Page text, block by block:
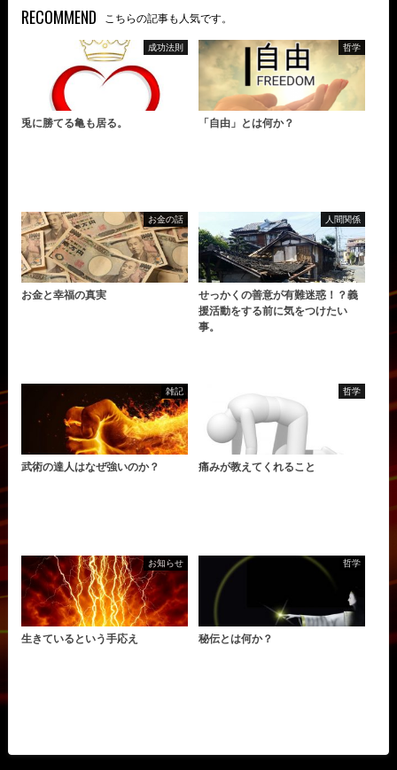
RECOMMEND こちらの記事も人気です。
成功法則
兎に勝てる亀も居る。
哲学
「自由」とは何か？
お金の話
お金と幸福の真実
人間関係
せっかくの善意が有難迷惑！？義
援活動をする前に気をつけたい
事。
雑記
武術の達人はなぜ強いのか？
哲学
痛みが教えてくれること
お知らせ
生きているという手応え
哲学
秘伝とは何か？